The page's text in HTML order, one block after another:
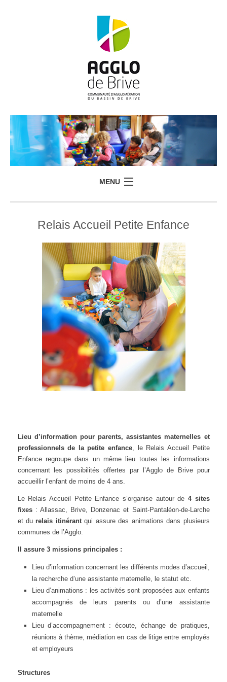
MENU
Relais Accueil Petite Enfance
Lieu d’information pour parents, assistantes maternelles et
professionnels de la petite enfance, le Relais Accueil Petite
Enfance regroupe dans un même lieu toutes les informations
concernant les possibilités offertes par l’Agglo de Brive pour
accueillir l’enfant de moins de 4 ans.
Le Relais Accueil Petite Enfance s’organise autour de 4 sites
fixes: Allassac, Brive, Donzenac et Saint-Pantaléon-de-Larche
et du relais itinérantqui assure des animations dans plusieurs
communes de l’Agglo.
Il assure 3 missions principales :
Lieu d’information concernant les différents modes d’accueil,
la recherche d’une assistante maternelle, le statut etc.
Lieu d’animations : les activités sont proposées aux enfants
accompagnés de leurs parents ou d’une assistante
maternelle
Lieu d’accompagnement : écoute, échange de pratiques,
réunions à thème, médiation en cas de litige entre employés
et employeurs
Structures